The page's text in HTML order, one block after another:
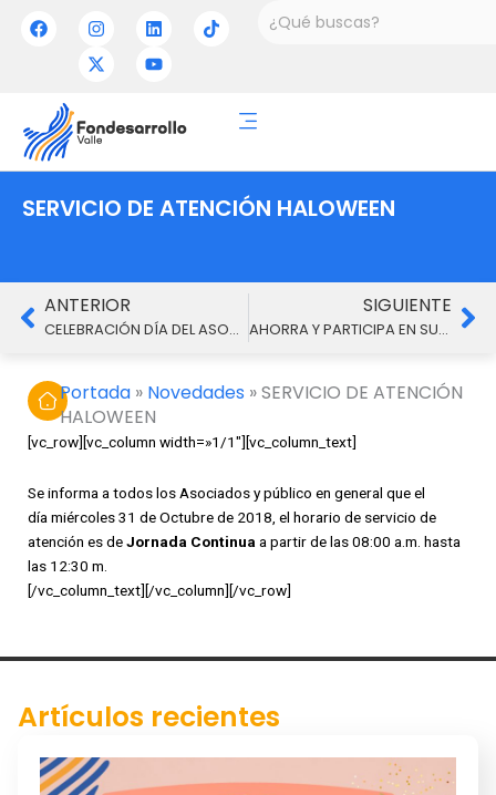
F
a
o
k
I
n
s
t
r
a
L
i
n
k
i
n
T
i
X
-
t
w
t
e
Y
o
u
t
e
Buscar
SERVICIO DE ATENCIÓN HALOWEEN
AntANTERIOR
CELEBRACIÓN DÍA DEL ASOCIADO
SIGUIENTE
AHORRA Y PARTICIPA EN SUPER SORTEO
Portada » Novedades »SERVICIO DE ATENCIÓN
HALOWEEN
[vc_row][vc_column width=»1/1″][vc_column_text]
Se informa a todos los Asociadosy público en general que el
día miércoles 31 de Octubre de 2018, el horario de servicio de
atención es deJornada Continua a partir de las 08:00 a.m. hasta
las 12:30 m.
[/vc_column_text][/vc_column][/vc_row]
Artículos recientes